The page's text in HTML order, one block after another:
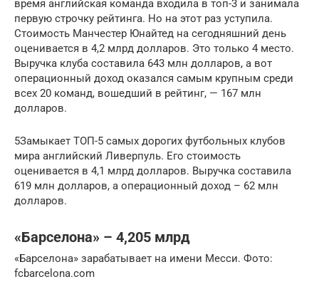
время английская команда входила в топ-3 и занимала
первую строчку рейтинга. Но на этот раз уступила.
Стоимость Манчестер Юнайтед на сегодняшний день
оценивается в 4,2 млрд долларов. Это только 4 место.
Выручка клуба составила 643 млн долларов, а вот
операционный доход оказался самым крупным среди
всех 20 команд, вошедший в рейтинг, — 167 млн
долларов.
5Замыкает ТОП-5 самых дорогих футбольных клубов
мира английский Ливерпуль. Его стоимость
оценивается в 4,1 млрд долларов. Выручка составила
619 млн долларов, а операционный доход – 62 млн
долларов.
«Барселона» – 4,205 млрд
«Барселона» зарабатывает на имени Месси. Фото:
fcbarcelona.com